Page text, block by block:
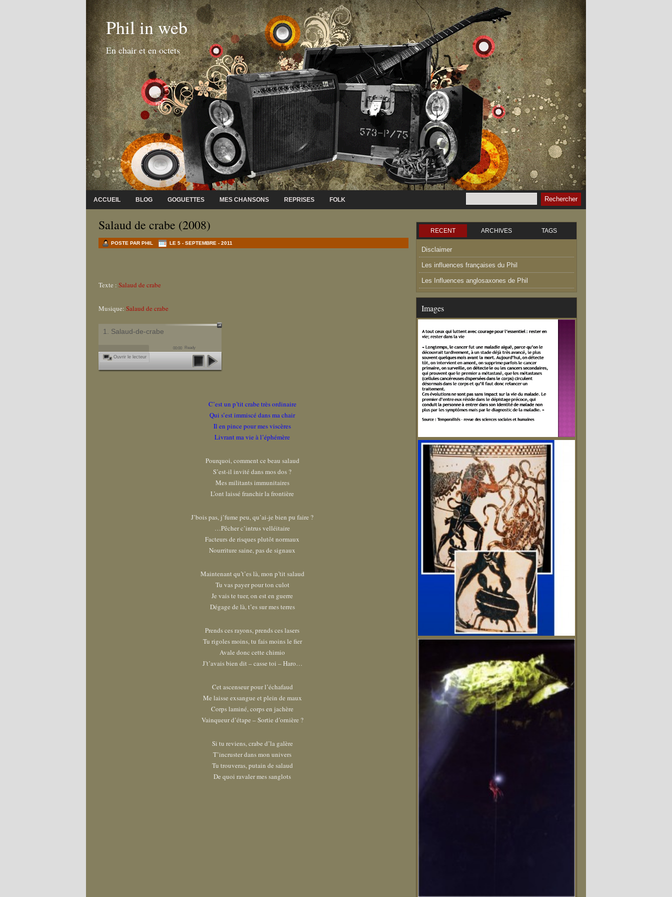
Phil in web
En chair et en octets
ACCUEIL BLOG GOGUETTES MES CHANSONS REPRISES FOLK
Salaud de crabe (2008)
POSTE PAR PHIL LE 5 - SEPTEMBRE - 2011
Texte : Salaud de crabe
Musique: Salaud de crabe
1. Salaud-de-crabe
00:00 Ready
Ouvrir le lecteur
C’est un p’tit crabe très ordinaire
Qui s’est immiscé dans ma chair
Il en pince pour mes viscères
Livrant ma vie à l’éphémère
Pourquoi, comment ce beau salaud
S’est-il invité dans mos dos ?
Mes militants immunitaires
L’ont laissé franchir la frontière
J’bois pas, j’fume peu, qu’ai-je bien pu faire ?
…Pêcher c’intrus velléitaire
Facteurs de risques plutôt normaux
Nourriture saine, pas de signaux
Maintenant qu’t’es là, mon p’tit salaud
Tu vas payer pour ton culot
Je vais te tuer, on est en guerre
Dégage de là, t’es sur mes terres
Prends ces rayons, prends ces lasers
Tu rigoles moins, tu fais moins le fier
Avale donc cette chimio
J’t’avais bien dit – casse toi – Haro…
Cet ascenseur pour l’échafaud
Me laisse exsangue et plein de maux
Corps laminé, corps en jachère
Vainqueur d’étape – Sortie d’ornière ?
Si tu reviens, crabe d’la galère
T’incruster dans mon univers
Tu trouveras, putain de salaud
De quoi ravaler mes sanglots
RECENT ARCHIVES TAGS
Disclaimer
Les influences françaises du Phil
Les Influences anglosaxones de Phil
Images